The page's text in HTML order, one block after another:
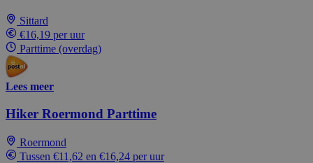
Sittard
€16,19 per uur
Parttime (overdag)
Lees meer
Hiker Roermond Parttime
Roermond
Tussen €11,62 en €16,24 per uur